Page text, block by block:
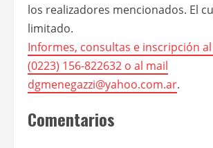
los realizadores mencionados. El
limitado.
Informes, consultas e inscripción
(0223) 156-822632 o al mail
dgmenegazzi@yahoo.com.ar.
Comentarios